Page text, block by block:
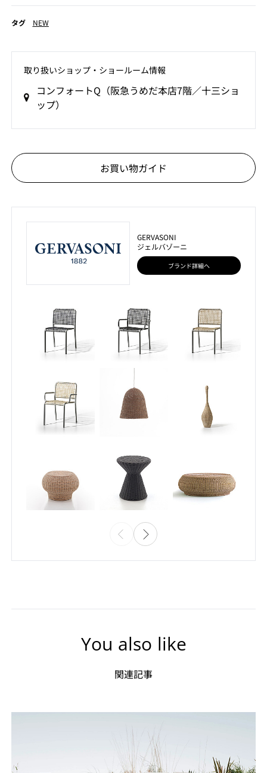
タグ NEW
取り扱いショップ‧ショールーム情報
コンフォートQ（阪急うめだ本店7階／十三ショ
ップ）
お買い物ガイド
GERVASONI
ジェルバゾーニ
ブランド詳細へ
You also like
関連記事